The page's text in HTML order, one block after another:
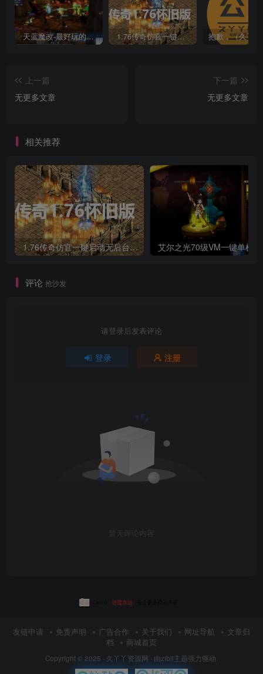
天蓝魔改-最好玩的魔兽世界巫妖王V335精品单机端【最智能的机器人】 1.76传奇仿官一键启动无后台和辅助究极肝传奇
上一篇
无更多文章
下一篇
无更多文章
相关推荐
1.76传奇仿官一键启动无后台和辅助究极肝传奇
评论 抢沙发
请登录后发表评论
登录 注册
暂无评论内容
友链申请 免责声明 广告合作 关于我们 网址导航
文章归
档
商城首页
Copyright © 2025 · 久丫丫资源网 · 由zibll主题强力驱动.